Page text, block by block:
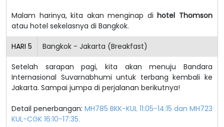
Malam harinya, kita akan menginap dihotel Thomson
atau hotel sekelasnya di Bangkok.
HARI 5 Bangkok - Jakarta (Breakfast)
Setelah sarapan pagi, kita akan menuju Bandara
Internasional Suvarnabhumi untuk terbang kembali ke
Jakarta. Sampai jumpa di perjalanan berikutnya!
Detail penerbangan: MH785 BKK-KUL 11:05-14:15 dan MH723
KUL-CGK 16:10-17:35.